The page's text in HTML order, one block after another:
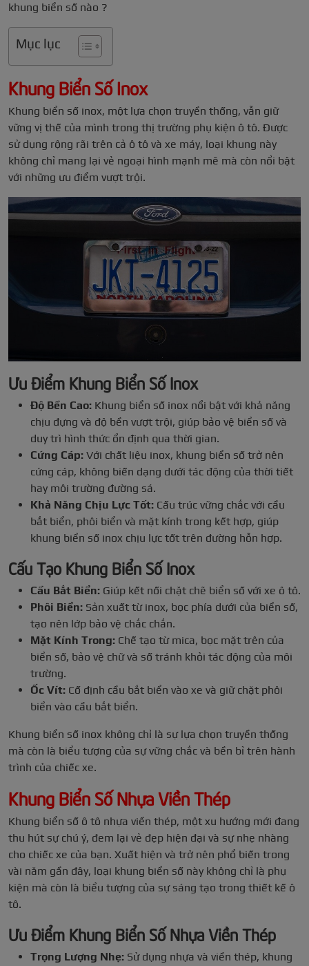
khung biển số nào ?
Mục lục
Khung Biển Số Inox
Khung biển số inox, một lựa chọn truyền thống, vẫn giữ
vững vị thế của mình trong thị trường phụ kiện ô tô. Được
sử dụng rộng rãi trên cả ô tô và xe máy, loại khung này
không chỉ mang lại vẻ ngoại hình mạnh mẽ mà còn nổi bật
với những ưu điểm vượt trội.
Ưu Điểm Khung Biển Số Inox
Độ Bền Cao: Khung biển số inox nổi bật với khả năng
chịu đựng và độ bền vượt trội, giúp bảo vệ biển số và
duy trì hình thức ổn định qua thời gian.
Cứng Cáp: Với chất liệu inox, khung biển số trở nên
cứng cáp, không biến dạng dưới tác động của thời tiết
hay môi trường đường sá.
Khả Năng Chịu Lực Tốt: Cấu trúc vững chắc với cầu
bắt biển, phôi biển và mặt kính trong kết hợp, giúp
khung biển số inox chịu lực tốt trên đường hỗn hợp.
Cấu Tạo Khung Biển Số Inox
Cầu Bắt Biển: Giúp kết nối chặt chẽ biển số với xe ô tô.
Phôi Biển: Sản xuất từ inox, bọc phía dưới của biển số,
tạo nên lớp bảo vệ chắc chắn.
Mặt Kính Trong: Chế tạo từ mica, bọc mặt trên của
biển số, bảo vệ chữ và số tránh khỏi tác động của môi
trường.
Ốc Vít: Cố định cầu bắt biển vào xe và giữ chặt phôi
biển vào cầu bắt biển.
Khung biển số inox không chỉ là sự lựa chọn truyền thống
mà còn là biểu tượng của sự vững chắc và bền bỉ trên hành
trình của chiếc xe.
Khung Biển Số Nhựa Viền Thép
Khung biển số ô tô nhựa viền thép, một xu hướng mới đang
thu hút sự chú ý, đem lại vẻ đẹp hiện đại và sự nhẹ nhàng
cho chiếc xe của bạn. Xuất hiện và trở nên phổ biến trong
vài năm gần đây, loại khung biển số này không chỉ là phụ
kiện mà còn là biểu tượng của sự sáng tạo trong thiết kế ô
tô.
Ưu Điểm Khung Biển Số Nhựa Viền Thép
Trọng Lượng Nhẹ: Sử dụng nhựa và viền thép, khung